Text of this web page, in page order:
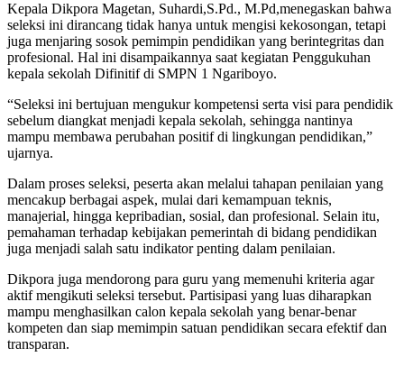
Kepala Dikpora Magetan, Suhardi,S.Pd., M.Pd,menegaskan bahwa
seleksi ini dirancang tidak hanya untuk mengisi kekosongan, tetapi
juga menjaring sosok pemimpin pendidikan yang berintegritas dan
profesional. Hal ini disampaikannya saat kegiatan Penggukuhan
kepala sekolah Difinitif di SMPN 1 Ngariboyo.
“Seleksi ini bertujuan mengukur kompetensi serta visi para pendidik
sebelum diangkat menjadi kepala sekolah, sehingga nantinya
mampu membawa perubahan positif di lingkungan pendidikan,”
ujarnya.
Dalam proses seleksi, peserta akan melalui tahapan penilaian yang
mencakup berbagai aspek, mulai dari kemampuan teknis,
manajerial, hingga kepribadian, sosial, dan profesional. Selain itu,
pemahaman terhadap kebijakan pemerintah di bidang pendidikan
juga menjadi salah satu indikator penting dalam penilaian.
Dikpora juga mendorong para guru yang memenuhi kriteria agar
aktif mengikuti seleksi tersebut. Partisipasi yang luas diharapkan
mampu menghasilkan calon kepala sekolah yang benar-benar
kompeten dan siap memimpin satuan pendidikan secara efektif dan
transparan.